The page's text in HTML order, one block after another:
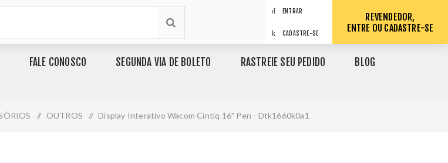
ENTRAR
CADASTRE-SE
REVENDEDOR,
ENTRE OU CADASTRE-SE
FALE CONOSCO SEGUNDA VIA DE BOLETO RASTREIE SEU PEDIDO BLOG
/ OUTROS / Display Interativo Wacom Cintiq 16" Pen - Dtk1660k0a1